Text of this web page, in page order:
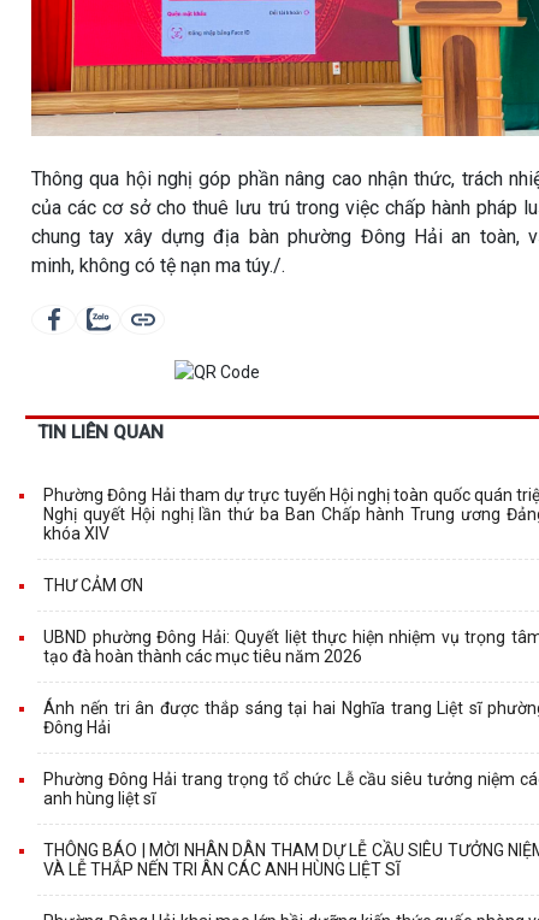
Thông qua hội nghị góp phần nâng cao nhận thức, trách
của các cơ sở cho thuê lưu trú trong việc chấp hành pháp
chung tay xây dựng địa bàn phường Đông Hải an toàn,
minh, không có tệ nạn ma túy./.
TIN LIÊN QUAN
Phường Đông Hải tham dự trực tuyến Hội nghị toàn quốc quán
Nghị quyết Hội nghị lần thứ ba Ban Chấp hành Trung ương
khóa XIV
THƯ CẢM ƠN
UBND phường Đông Hải: Quyết liệt thực hiện nhiệm vụ trọng
tạo đà hoàn thành các mục tiêu năm 2026
Ánh nến tri ân được thắp sáng tại hai Nghĩa trang Liệt sĩ
Đông Hải
Phường Đông Hải trang trọng tổ chức Lễ cầu siêu tưởng niệm
anh hùng liệt sĩ
THÔNG BÁO | MỜI NHÂN DÂN THAM DỰ LỄ CẦU SIÊU TƯỞNG
VÀ LỄ THẮP NẾN TRI ÂN CÁC ANH HÙNG LIỆT SĨ